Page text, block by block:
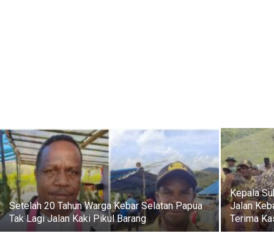
Setelah 20 Tahun Warga Kebar Selatan Papua
Tak Lagi Jalan Kaki Pikul Barang
Kepala
Jalan
Terima